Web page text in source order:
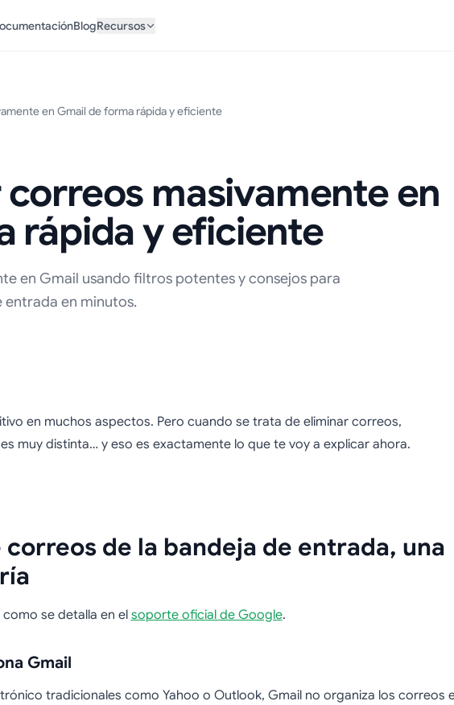
BlogRecursos
en Gmail de forma rápida y eficiente
masivamente en
rápida y eficiente
en Gmail usando filtros potentes y consejos para
en minutos.
correos masivamente
rápida y eficiente
en muchos aspectos. Pero cuando se trata de eliminar correos,
muy distinta… y eso es exactamente lo que te voy a explicar ahora.
de la bandeja de entrada, una
se detalla en el soporte oficial de Google.
Gmail
tradicionales como Yahoo o Outlook, Gmail no organiza los correos